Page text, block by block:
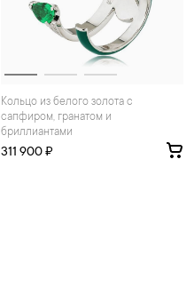
Кольцо из белого золота с
сапфиром, гранатом и
бриллиантами
311 900 ₽